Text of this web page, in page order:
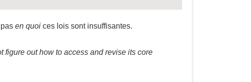
en quoi ces lois sont insuffisantes.
figure out how to access and revise its core